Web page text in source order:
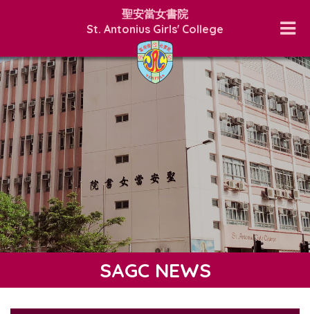
聖安當女書院
St. Antonius Girls' College
SAGC NEWS